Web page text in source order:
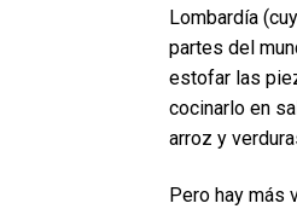
Lombardía
partes del
estofar las
cocinarlo en
arroz y
Pero hay más